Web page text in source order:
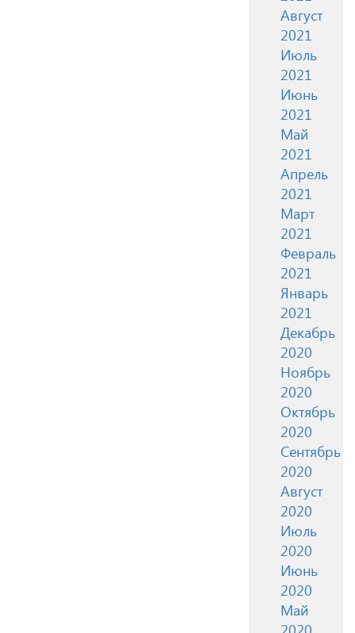
Август
2021
Июль
2021
Июнь
2021
Май
2021
Апрель
2021
Март
2021
Февраль
2021
Январь
2021
Декабрь
2020
Ноябрь
2020
Октябрь
2020
Сентябрь
2020
Август
2020
Июль
2020
Июнь
2020
Май